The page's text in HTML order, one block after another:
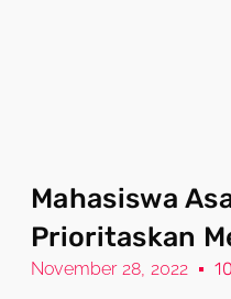
Mahasiswa
Prioritaskan
November 28, 2022